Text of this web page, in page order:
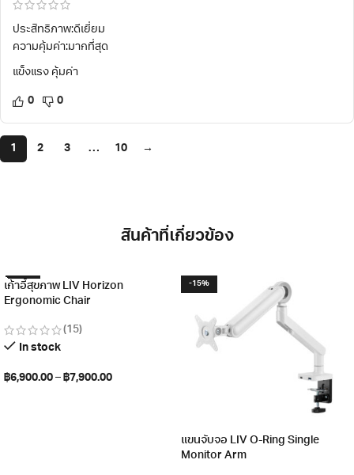
ประสิทธิภาพ:ดีเยี่ยม
ความคุ้มค่า:มากที่สุด
แข็งแรง คุ้มค่า
0 0
1 2 3 … 10 →
สินค้าที่เกี่ยวข้อง
-57%
เก้าอี้สุขภาพ LIV Horizon
Ergonomic Chair
(15)
In stock
฿6,900.00 – ฿7,900.00
-15%
แขนจับจอ LIV O-Ring Single
Monitor Arm